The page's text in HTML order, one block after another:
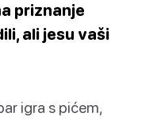
priznanje
ali jesu vaši
igra s pićem,